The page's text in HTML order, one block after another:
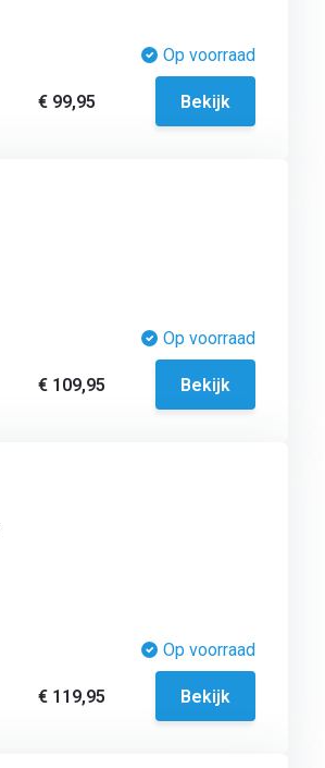
Op voorraad
€ 99,95 Bekijk
Op voorraad
€ 109,95 Bekijk
Op voorraad
€ 119,95 Bekijk